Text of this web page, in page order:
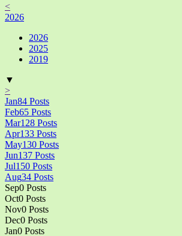
<
2026
2026
2025
2019
▼
>
Jan84 Posts
Feb65 Posts
Mar128 Posts
Apr133 Posts
May130 Posts
Jun137 Posts
Jul150 Posts
Aug34 Posts
Sep0 Posts
Oct0 Posts
Nov0 Posts
Dec0 Posts
Jan0 Posts